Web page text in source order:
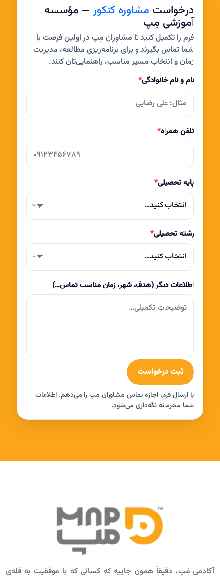
درخواست مشاوره کنکور— مؤسسه
آموزشی مِپ
فرم را تکمیل کنید تا مشاوران مِپ در اولین فرصت با
شما تماس بگیرند و برای برنامه‌ریزی مطالعه، مدیریت
زمان و انتخاب مسیر مناسب، راهنمایی‌تان کنند.
نام و نام خانوادگی*
تلفن همراه*
پایه تحصیلی*
انتخاب کنید…
رشته تحصیلی*
انتخاب کنید…
اطلاعات دیگر (هدف، شهر، زمان مناسب تماس…)
ثبت درخواست
با ارسال فرم، اجازه تماس مشاوران مِپ را می‌دهم. اطلاعات
شما محرمانه نگه‌داری می‌شود.
آکادمی مَپ، دقیقاً همون جاییه که کسانی که با موفقیت به قله‌ی